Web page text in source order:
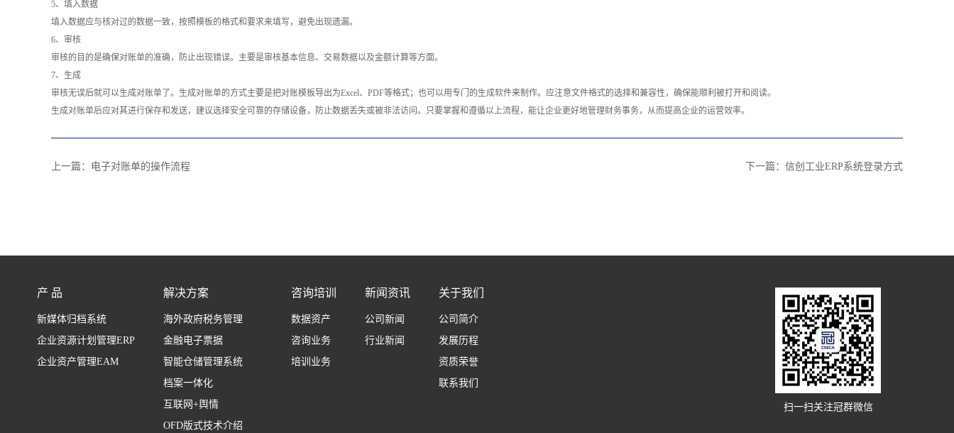
5、填入数据
填入数据应与核对过的数据一致，按照模板的格式和要求来填写，避免出现遗漏。
6、审核
审核的目的是确保对账单的准确，防止出现错误。主要是审核基本信息、交易数据以及金额计算等方面。
7、生成
审核无误后就可以生成对账单了。生成对账单的方式主要是把对账模板导出为Excel、PDF等格式；也可以用专门的生成软件来制作。应注意文件格式的选择和兼容性，确保能顺利被打开和阅读。
生成对账单后应对其进行保存和发送，建议选择安全可靠的存储设备，防止数据丢失或被非法访问。只要掌握和遵循以上流程，能让企业更好地管理财务事务，从而提高企业的运营效率。‍
上一篇： 电子对账单的操作流程 下一篇： ​信创工业ERP系统登录方式
产 品
新媒体归档系统
企业资源计划管理ERP
企业资产管理EAM
解决方案
海外政府税务管理
金融电子票据
智能仓储管理系统
档案一体化
互联网+舆情
OFD版式技术介绍
咨询培训
数据资产
咨询业务
培训业务
新闻资讯
公司新闻
行业新闻
关于我们
公司简介
发展历程
资质荣誉
联系我们
扫一扫关注冠群微信